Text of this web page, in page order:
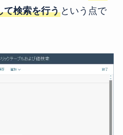
て検索を行うという点で